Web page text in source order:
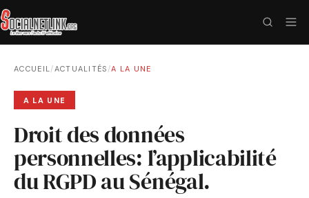
ACCUEIL/ACTUALITÉS /A LA UNE
A LA UNE
Droit des données
personnelles: l’applicabilité
du RGPD au Sénégal.